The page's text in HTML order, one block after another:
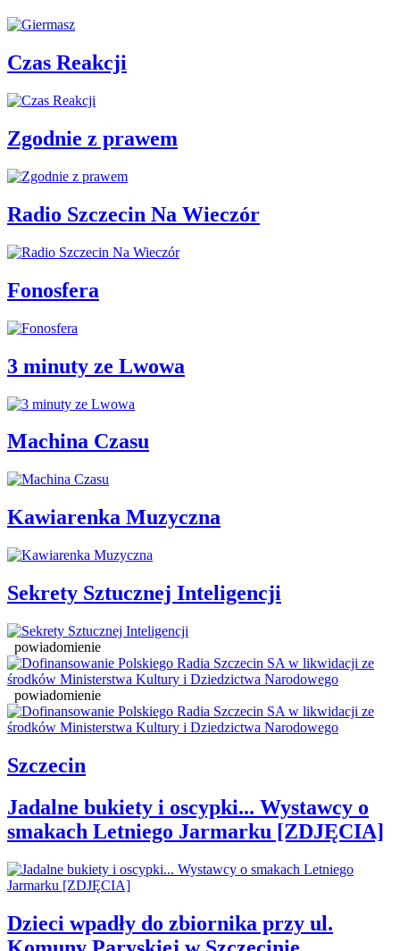
Czas Reakcji
Zgodnie z prawem
Radio Szczecin Na Wieczór
Fonosfera
3 minuty ze Lwowa
Machina Czasu
Kawiarenka Muzyczna
Sekrety Sztucznej Inteligencji
powiadomienie
powiadomienie
Szczecin
Jadalne bukiety i oscypki... Wystawcy o
smakach Letniego Jarmarku [ZDJĘCIA]
Dzieci wpadły do zbiornika przy ul.